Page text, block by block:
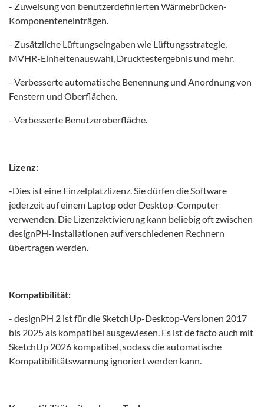
- Zuweisung von benutzerdefinierten Wärmebrücken-
Komponenteneinträgen.
- Zusätzliche Lüftungseingaben wie Lüftungsstrategie,
MVHR-Einheitenauswahl, Drucktestergebnis und mehr.
- Verbesserte automatische Benennung und Anordnung von
Fenstern und Oberflächen.
- Verbesserte Benutzeroberfläche.
Lizenz:
-Dies ist eine Einzelplatzlizenz. Sie dürfen die Software
jederzeit auf einem Laptop oder Desktop-Computer
verwenden. Die Lizenzaktivierung kann beliebig oft zwischen
designPH-Installationen auf verschiedenen Rechnern
übertragen werden.
Kompatibilität:
- designPH 2 ist für die SketchUp-Desktop-Versionen 2017
bis 2025 als kompatibel ausgewiesen. Es ist de facto auch mit
SketchUp 2026 kompatibel, sodass die automatische
Kompatibilitätswarnung ignoriert werden kann.